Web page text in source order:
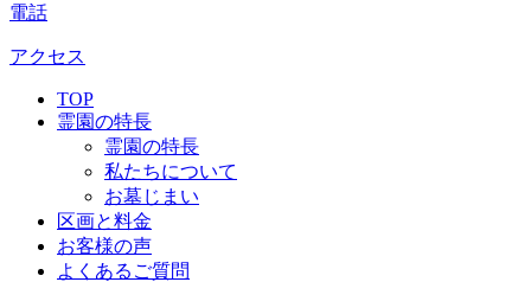
電話
アクセス
TOP
霊園の特長
霊園の特長
私たちについて
お墓じまい
区画と料金
お客様の声
よくあるご質問